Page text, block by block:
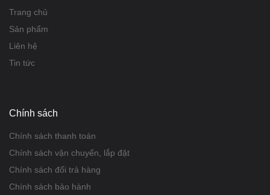
Trang chủ
Sản phẩm
Liên hệ
Tin tức
Chính sách
Chính sách thanh toán
Chính sách vận chuyển, lắp đặt
Chính sách đổi trả hàng
Chính sách bảo hành